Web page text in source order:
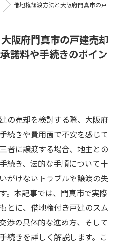
借地権譲渡方法と大阪府門真市の戸建売却で知っておくべき承諾料や手続きのポイント
阪府門真市の戸建売却
諾料や手続きのポイン
の売却を検討する際、大阪府
続きや費用面で不安を感じて
者に譲渡する場合、地主との
続き、法的な手順について十
がけないトラブルや譲渡の失
。本記事では、門真市で実際
とに、借地権付き戸建のスム
渉の具体的な進め方、そして
続きを詳しく解説します。こ